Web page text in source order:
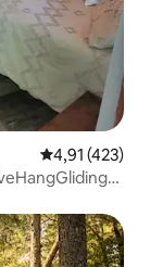
Évaluation
4,91 (423)